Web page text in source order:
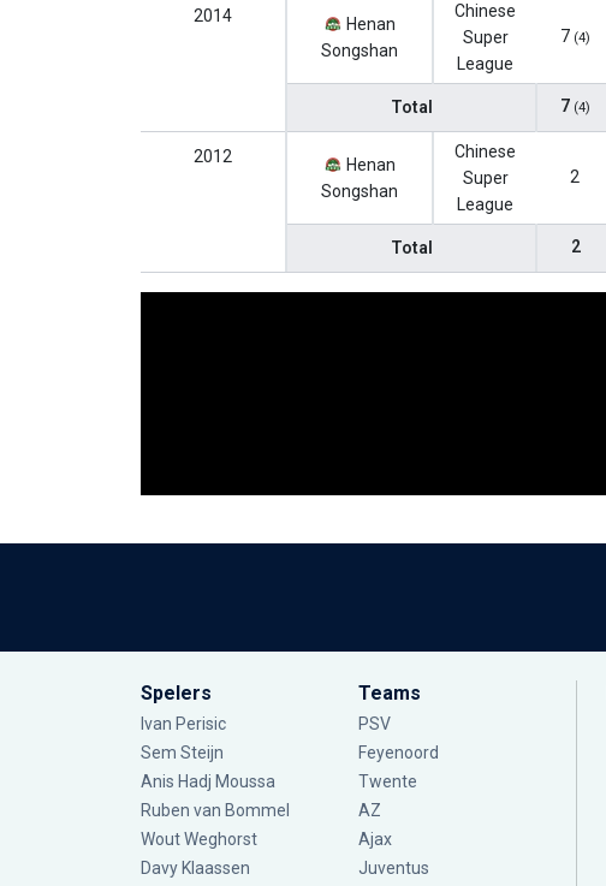
2014
Henan
Songshan
Chinese
Super
League
7 (4)
Total 7 (4)
2012
Henan
Songshan
Chinese
Super
League
2
Total 2
Spelers
Ivan Perisic
Sem Steijn
Anis Hadj Moussa
Ruben van Bommel
Wout Weghorst
Davy Klaassen
Teams
PSV
Feyenoord
Twente
AZ
Ajax
Juventus